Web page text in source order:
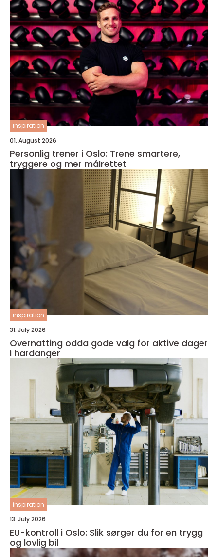
inspiration
01. August 2026
Personlig trener i Oslo: Trene smartere,
tryggere og mer målrettet
inspiration
31. July 2026
Overnatting odda gode valg for aktive dager
i hardanger
inspiration
13. July 2026
EU-kontroll i Oslo: Slik sørger du for en trygg
og lovlig bil